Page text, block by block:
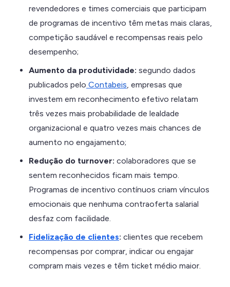
revendedores e times comerciais que participam
de programas de incentivo têm metas mais claras,
competição saudável e recompensas reais pelo
desempenho;
Aumento da produtividade: segundo dados
publicados pelo Contabeis, empresas que
investem em reconhecimento efetivo relatam
três vezes mais probabilidade de lealdade
organizacional e quatro vezes mais chances de
aumento no engajamento;
Redução do turnover: colaboradores que se
sentem reconhecidos ficam mais tempo.
Programas de incentivo contínuos criam vínculos
emocionais que nenhuma contraoferta salarial
desfaz com facilidade.
Fidelização de clientes: clientes que recebem
recompensas por comprar, indicar ou engajar
compram mais vezes e têm ticket médio maior.